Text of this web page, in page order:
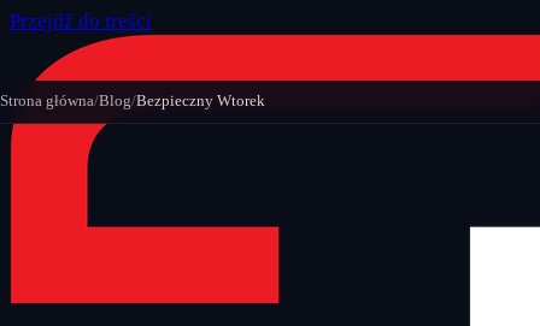
Przejdź do treści
Strona główna/Blog/Bezpieczny Wtorek